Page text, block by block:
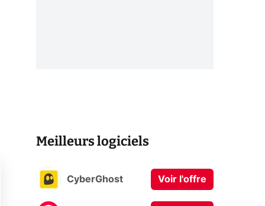
Meilleurs logiciels
CyberGhost Voir l'offre